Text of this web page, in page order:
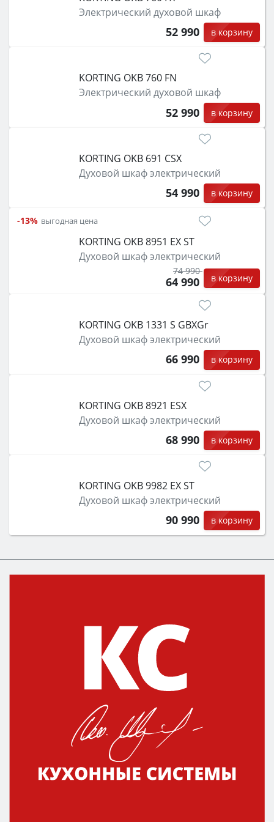
Электрический духовой шкаф
52 990 в корзину
KORTING OKB 760 FN
Электрический духовой шкаф
52 990 в корзину
KORTING OKB 691 CSX
Духовой шкаф электрический
54 990 в корзину
-13% выгодная цена
KORTING OKB 8951 EX ST
Духовой шкаф электрический
74 990
64 990 в корзину
KORTING OKB 1331 S GBXGr
Духовой шкаф электрический
66 990 в корзину
KORTING OKB 8921 ESX
Духовой шкаф электрический
68 990 в корзину
KORTING OKB 9982 EX ST
Духовой шкаф электрический
90 990 в корзину